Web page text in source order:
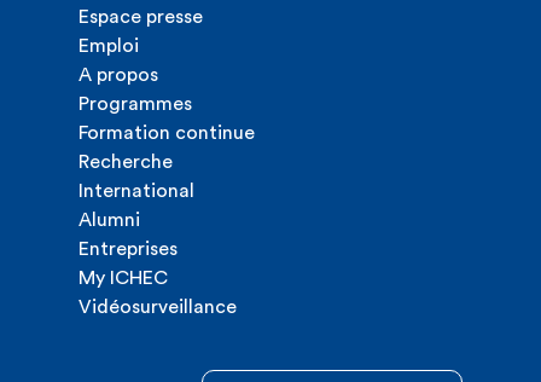
Espace presse
Emploi
A propos
Programmes
Formation continue
Recherche
International
Alumni
Entreprises
My ICHEC
Vidéosurveillance